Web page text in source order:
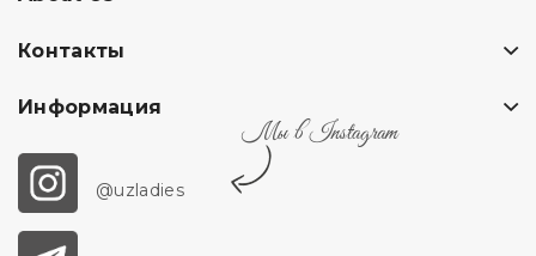
Контакты
Информация
@uzladies
Мы в Instagram